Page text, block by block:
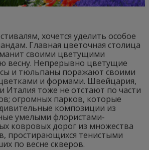
хочется уделить особое
Главная цветочная столица
своими цветущими
весну. Непрерывно цветущие
и тюльпаны поражают своими
и формами. Швейцария,
Италия тоже не отстают по части
огромных парков, которые
композиции из
умелыми флористами-
ковровых дорог из множества
простирающихся тенистыми
по весне скверов.